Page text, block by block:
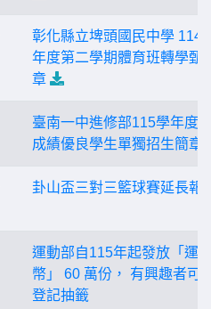
彰化縣立埤頭國民中學 114
年度第二學期體育班轉學甄
章
臺南一中進修部115學年度
成績優良學生單獨招生簡章
卦山盃三對三籃球賽延長報
運動部自115年起發放「運
幣」 60 萬份， 有興趣者可
登記抽籤